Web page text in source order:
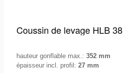
Coussin de levage HLB 38
hauteur gonflable max.: 352 mm
épaisseur incl. profil: 27 mm